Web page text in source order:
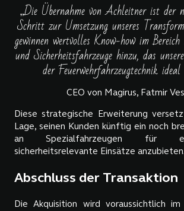
„Die Übernahme von Achleitner ist der
Schritt zur Umsetzung unseres
gewinnen wertvolles Know-how im
und Sicherheitsfahrzeuge hinzu, das
der Feuerwehrfahrzeugtechnik
CEO von Magirus, Fatmir
Diese strategische Erweiterung
Lage, seinen Kunden künftig ein noch
an Spezialfahrzeugen für
sicherheitsrelevante Einsätze anzubieten.
Abschluss der Transaktion
Die Akquisition wird voraussichtlich